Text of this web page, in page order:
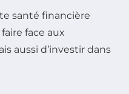
santé financière
face aux
aussi d’investir dans